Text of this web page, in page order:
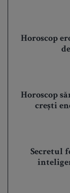
Horoscop
Horoscop
crești
Secretul